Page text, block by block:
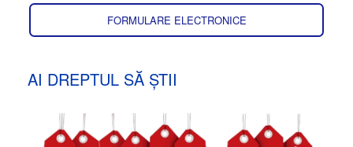
FORMULARE ELECTRONICE
AI DREPTUL SĂ ȘTII